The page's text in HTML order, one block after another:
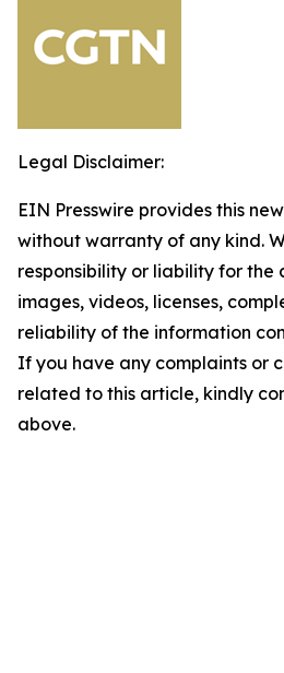
Legal Disclaimer:
EIN Presswire provides this
without warranty of any kind.
responsibility or liability for the
images, videos, licenses,
reliability of the information
If you have any complaints or
related to this article, kindly
above.